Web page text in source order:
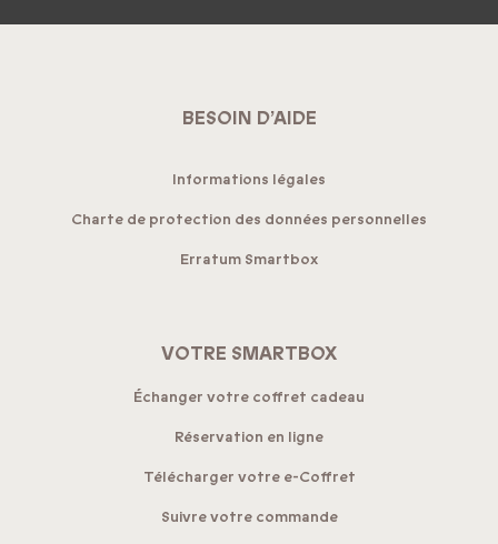
BESOIN D’AIDE
Informations légales
Charte de protection des données personnelles
Erratum Smartbox
VOTRE SMARTBOX
Échanger votre coffret cadeau
Réservation en ligne
Télécharger votre e-Coffret
Suivre votre commande